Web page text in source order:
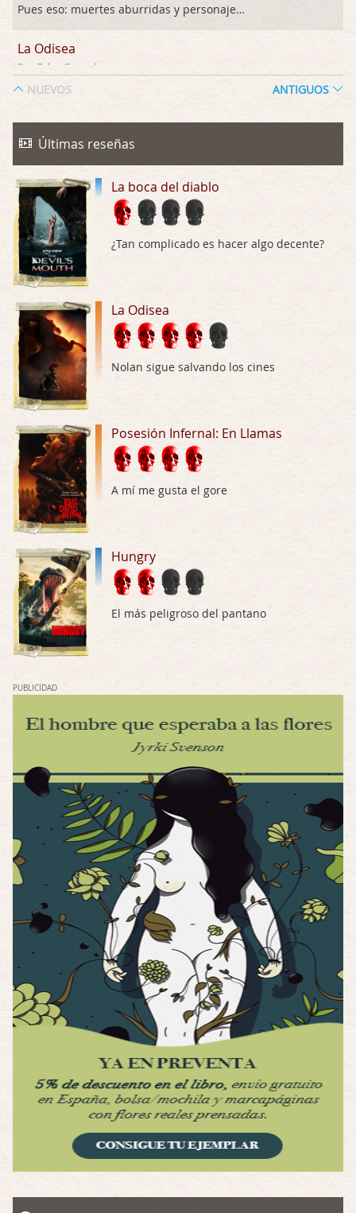
Pues eso: muertes aburridas y personajes p …
La Odisea
Por: Talan Gwynek
La Odisea
Por: Draghann
Trance
Por: Luar
El señor de las moscas
Por: Luar
Hungry
Por: Croc
Para entretenerte un domingo por la tarde …
Las 10 películas gore de Almas Oscuras
Por: JORDI CRUYFF
Possession
Por: Chupasangre
Mi opinión en su día. Su duracion me ha …
El eslabón podrido
Por: Luar
Possession
Por: FrancHis
Por: FrancHis
Yo justo fui a verla ayer al cine y la ver …
Por encima de tu cadáver
Por: Luar
Interesante cuando avanza, le falta algo d …
Por encima de tu cadáver
Por: Luar
Interesante cuando avanza, le falta algo d …
Possession
Se llama la posesión en castellano, está …
Obsession
Por: Mariano
Una película normalita, nada del otro mun …
Por: Chica Stark
Al principio por el hype que la dieron iba …
Possession
NUEVOS ANTIGUOS
Últimas reseñas
La boca del diablo
¿Tan complicado es hacer algo decente?
La Odisea
Nolan sigue salvando los cines
Posesión Infernal: En Llamas
A mí me gusta el gore
Hungry
El más peligroso del pantano
PUBLICIDAD